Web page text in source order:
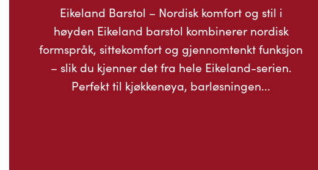
Eikeland Barstol – Nordisk komfort og stil i
høyden Eikeland barstol kombinerer nordisk
formspråk, sittekomfort og gjennomtenkt funksjon
– slik du kjenner det fra hele Eikeland-serien.
Perfekt til kjøkkenøya, barløsningen...